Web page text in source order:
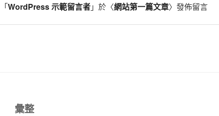
「WordPress 示範留言者」於〈網站第一篇文章〉發佈留言
彙整